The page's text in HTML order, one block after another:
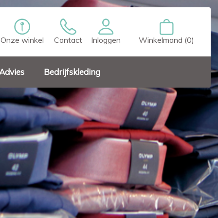
Onze winkel Contact Inloggen Winkelmand (0)
Bedrijfskleding